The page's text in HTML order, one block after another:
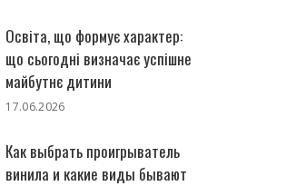
Освіта, що формує характер:
що сьогодні визначає успішне
майбутнє дитини
17.06.2026
Как выбрать проигрыватель
винила и какие виды бывают